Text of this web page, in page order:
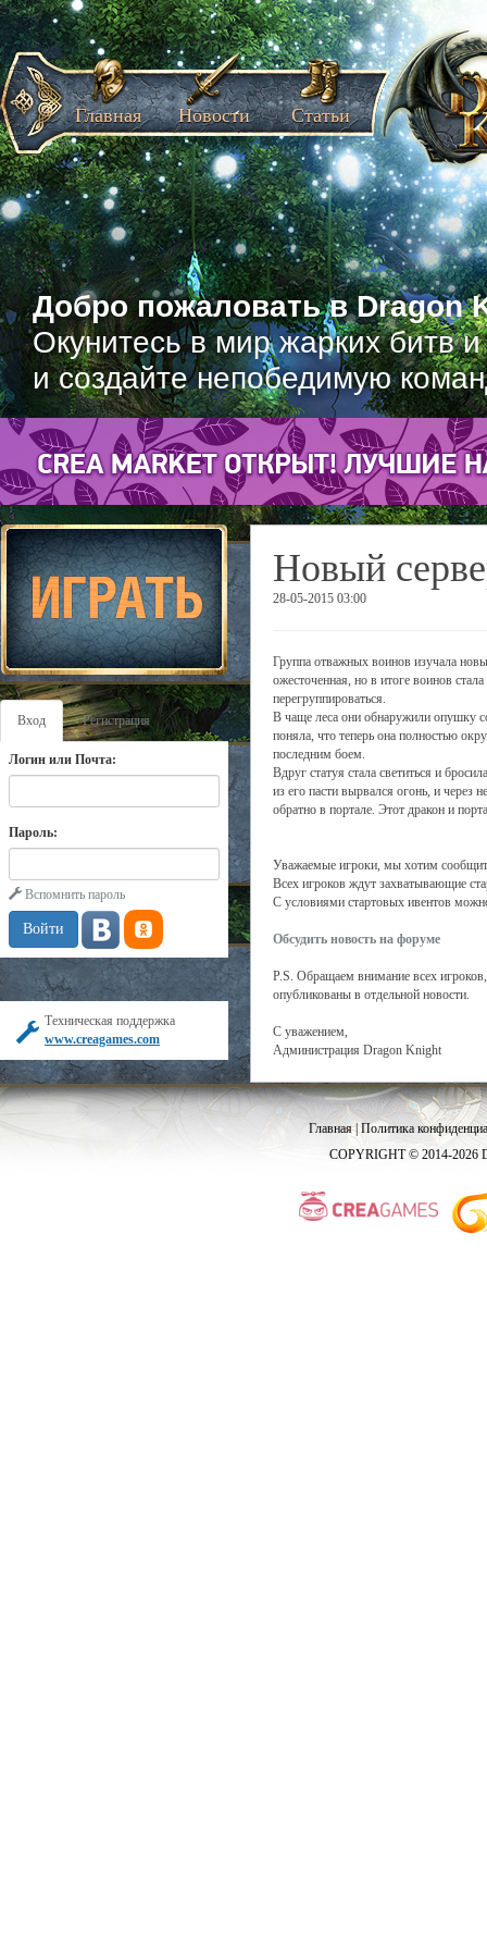
Добро пожаловать в Dragon
Окунитесь в мир жарких битв
и создайте непобедимую
Главная Новости Статьи
Вход Регистрация
Логин или Почта:
Пароль:
Вспомнить пароль
Техническая поддержка
www.creagames.com
Новый
28-05-2015 03:00
Группа отважных воинов изучала
ожесточенная, но в итоге воинов
перегруппироваться.
В чаще леса они обнаружили опушку
поняла, что теперь она полностью
последним боем.
Вдруг статуя стала светиться и
из его пасти вырвался огонь, и через
обратно в портале. Этот дракон и
Уважаемые игроки, мы хотим
Всех игроков ждут захватывающие
С условиями стартовых ивентов
Обсудить новость на форуме
P.S. Обращаем внимание всех
опубликованы в отдельной новости.
С уважением,
Администрация Dragon Knight
Главная|Политика
COPYRIGHT © 2014-2026